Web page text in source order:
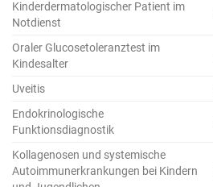
Kinderdermatologischer Patient im
Notdienst
Oraler Glucosetoleranztest im
Kindesalter
Uveitis
Endokrinologische
Funktionsdiagnostik
Kollagenosen und systemische
Autoimmunerkrankungen bei Kindern